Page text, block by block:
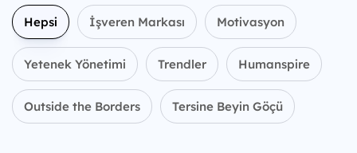
Hepsi İşveren Markası Motivasyon
Yetenek Yönetimi Trendler Humanspire
Outside the Borders Tersine Beyin Göçü